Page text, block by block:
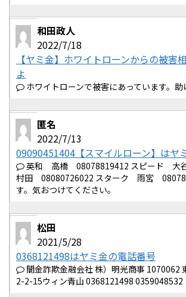
和田政人
2022/7/18
【ヤミ金】ホワイトローンからの被害
よ
ホワイトローンで被害にあっています。助
匿名
2022/7/13
09090451404【スマイルローン】はヤ
英和 高橋 08078819412 スピード 大
村田 08080726022 スターク 雨宮
す。気おつけてください。
松田
2021/5/28
0368121498はヤミ金の電話番号
闇金詐欺金融会社 株）明光商事 1070062
2-2-15ウィン青山 0368121498 0359048532